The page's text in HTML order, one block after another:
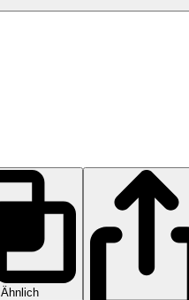
Ähnlich